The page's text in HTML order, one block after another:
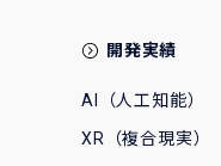
開発実績
AI（人工知能）
XR（複合現実）